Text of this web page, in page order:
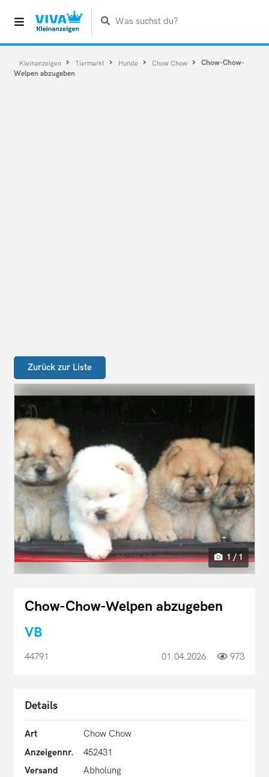
Was suchst du?
Kleinanzeigen Tiermarkt Hunde Chow Chow
Chow-Chow-
Welpen abzugeben
Zurück zur Liste
1 / 1
Chow-Chow-Welpen abzugeben
VB
44791 01.04.2026 973
Details
Art
Chow Chow
Anzeigennr.
452431
Versand
Abholung